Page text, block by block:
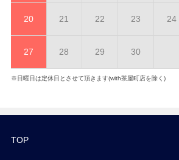
20 21 22 23 24
27 28 29 30
※日曜日は定休日とさせて頂きます(with茶屋町店を除く)
TOP